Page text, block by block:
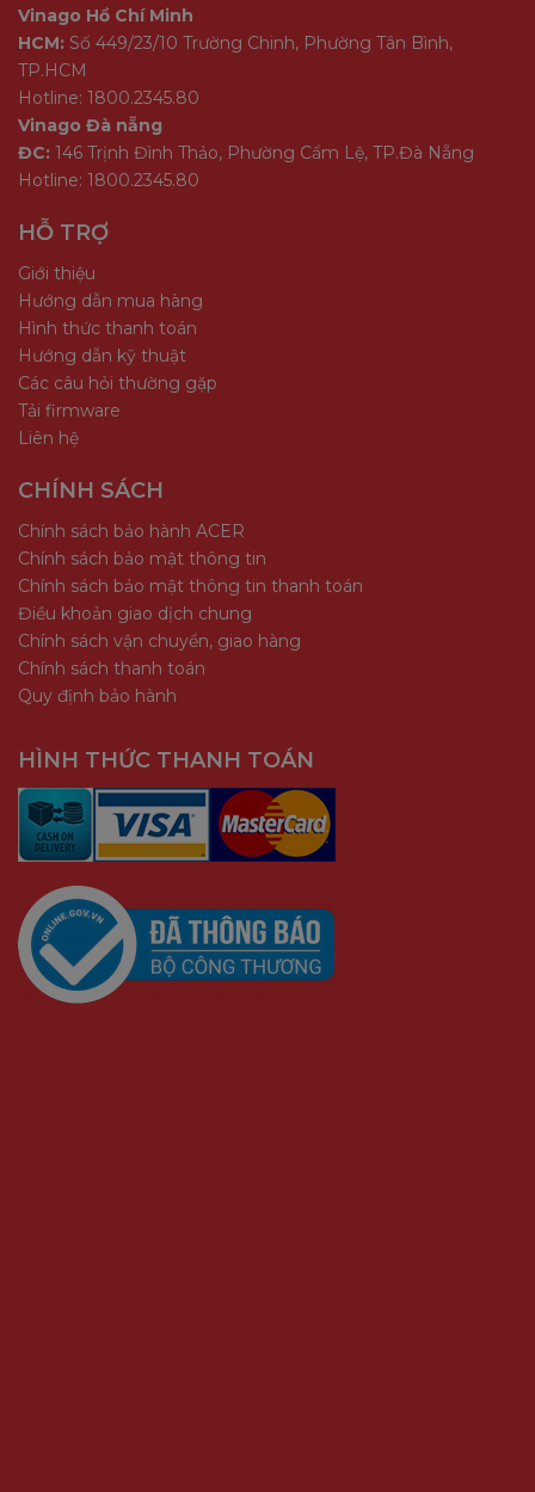
Vinago Hồ Chí Minh
HCM: Số 449/23/10 Trường Chinh, Phường Tân Bình,
TP.HCM
Hotline: 1800.2345.80
Vinago Đà nẵng
ĐC: 146 Trịnh Đình Thảo, Phường Cẩm Lệ, TP.Đà Nẵng
Hotline: 1800.2345.80
HỖ TRỢ
Giới thiệu
Hướng dẫn mua hàng
Hình thức thanh toán
Hướng dẫn kỹ thuật
Các câu hỏi thường gặp
Tải firmware
Liên hệ
CHÍNH SÁCH
Chính sách bảo hành ACER
Chính sách bảo mật thông tin
Chính sách bảo mật thông tin thanh toán
Điều khoản giao dịch chung
Chính sách vận chuyển, giao hàng
Chính sách thanh toán
Quy định bảo hành
HÌNH THỨC THANH TOÁN